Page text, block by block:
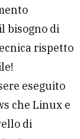
bisogno di
rispetto
eseguito
che Linux e
di